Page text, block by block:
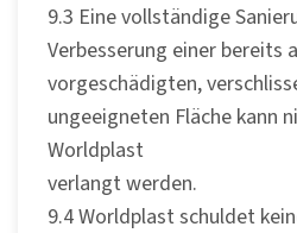
9.3 Eine vollständige
Verbesserung einer bereits
vorgeschädigten,
ungeeigneten Fläche kann
Worldplast
verlangt werden.
9.4 Worldplast schuldet